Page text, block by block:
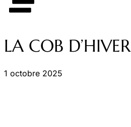
LA COB D’HIVER
1 octobre 2025